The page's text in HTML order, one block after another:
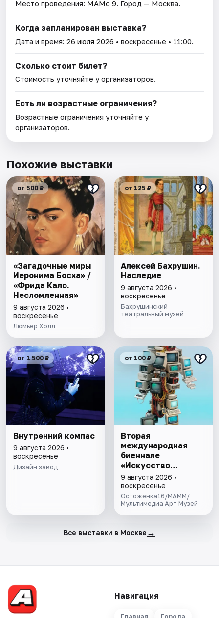
Место проведения: МАМо 9. Город — Москва.
Когда запланирован выставка?
Дата и время:26 июля 2026 • воскресенье • 11:00.
Сколько стоит билет?
Стоимость уточняйте у организаторов.
Есть ли возрастные ограничения?
Возрастные ограничения уточняйте у
организаторов.
Похожие выставки
от 500 ₽
«Загадочные миры
Иеронима Босха» /
«Фрида Кало.
Несломленная»
9 августа 2026 •
воскресенье
Люмьер Холл
от 125 ₽
Алексей Бахрушин.
Наследие
9 августа 2026 •
воскресенье
Бахрушинский
театральный музей
от 1 500 ₽
Внутренний компас
9 августа 2026 •
воскресенье
Дизайн завод
от 100 ₽
Вторая
международная
биеннале
«Искусство
будущего»
9 августа 2026 •
воскресенье
Остоженка16/МАММ/
Мультимедиа Арт Музей
Все выставки в Москве →
Навигация
Главная Города